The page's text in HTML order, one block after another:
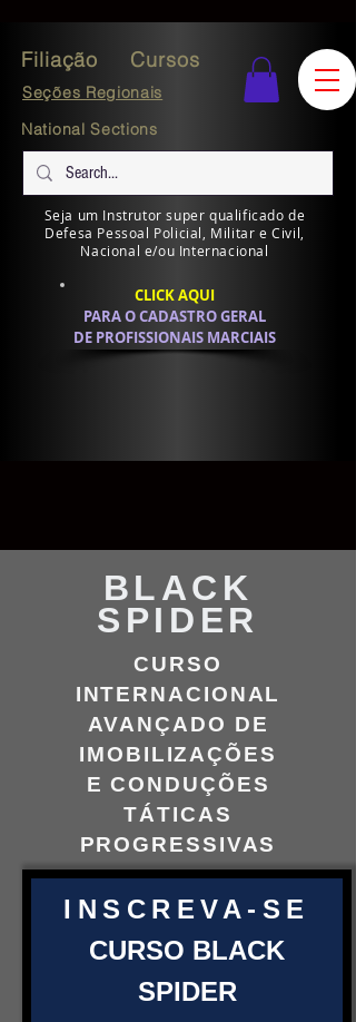
Filiação Cursos
Seções Regionais
National Sections
Seja um Instrutor super qualificado de
Defesa Pessoal Policial, Militar e Civil,
Nacional e/ou Internacional
CLICK AQUI
PARA O CADASTRO GERAL
DE PROFISSIONAIS MARCIAIS
BLACK
SPIDER
CURSO
INTERNACIONAL
AVANÇADO DE
IMOBILIZAÇÕES
E CONDUÇÕES
TÁTICAS
PROGRESSIVAS
INSCREVA-SE
CURSO BLACK
SPIDER